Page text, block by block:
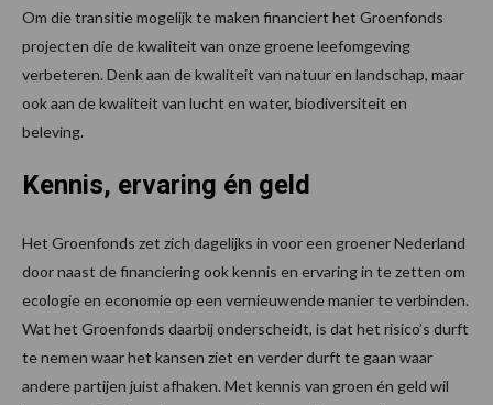
Om die transitie mogelijk te maken financiert het Groenfonds
projecten die de kwaliteit van onze groene leefomgeving
verbeteren. Denk aan de kwaliteit van natuur en landschap, maar
ook aan de kwaliteit van lucht en water, biodiversiteit en
beleving.
Kennis, ervaring én geld
Het Groenfonds zet zich dagelijks in voor een groener Nederland
door naast de financiering ook kennis en ervaring in te zetten om
ecologie en economie op een vernieuwende manier te verbinden.
Wat het Groenfonds daarbij onderscheidt, is dat het risico’s durft
te nemen waar het kansen ziet en verder durft te gaan waar
andere partijen juist afhaken. Met kennis van groen én geld wil